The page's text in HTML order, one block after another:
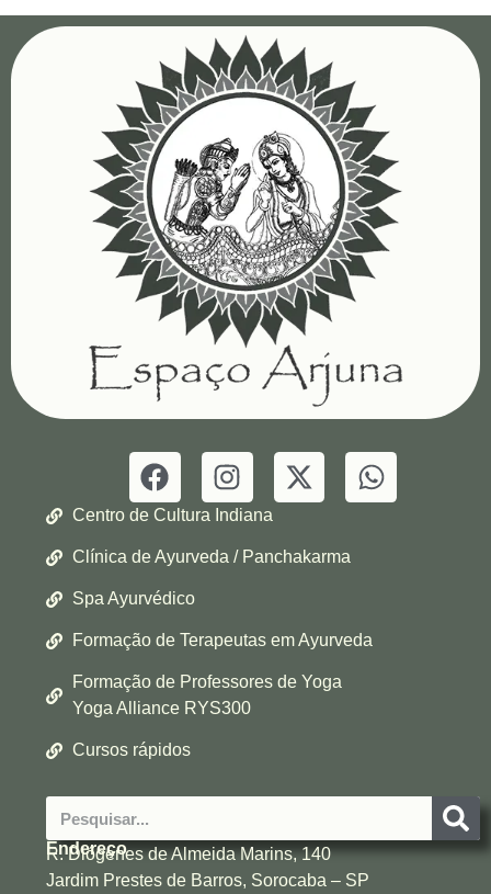
Centro de Cultura Indiana
Clínica de Ayurveda / Panchakarma
Spa Ayurvédico
Formação de Terapeutas em Ayurveda
Formação de Professores de Yoga
Yoga Alliance RYS300
Cursos rápidos
Endereço
R. Diógenes de Almeida Marins, 140
Jardim Prestes de Barros, Sorocaba – SP